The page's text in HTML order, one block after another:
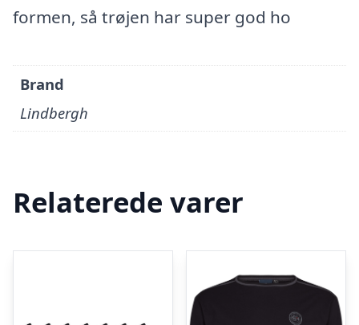
formen, så trøjen har super god ho
Brand
Lindbergh
Relaterede varer